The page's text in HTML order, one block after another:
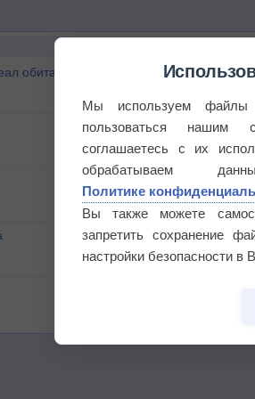
обитания бабочек
Мы используем
пользоваться нашим
соглашаетесь с их
обрабатываем
Политике
Вы также можете
запретить сохранение
настройки безопасности в